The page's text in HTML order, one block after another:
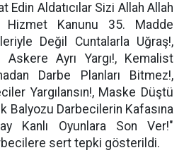
Edin Aldatıcılar Sizi Allah Allah
Hizmet Kanunu 35. Madde
Değil Cuntalarla Uğraş!,
Ayrı Yargı!, Kemalist
Darbe Planları Bitmez!,
Yargılansın!, Maske Düştü
Balyozu Darbecilerin Kafasına
Kanlı Oyunlara Son Ver!"
sert tepki gösterildi.